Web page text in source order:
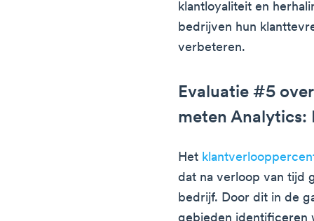
klantloyaliteit en
bedrijven hun
verbeteren.
Evaluatie #5
meten Analytics:
Het
dat na verloop van tijd
bedrijf. Door dit in de